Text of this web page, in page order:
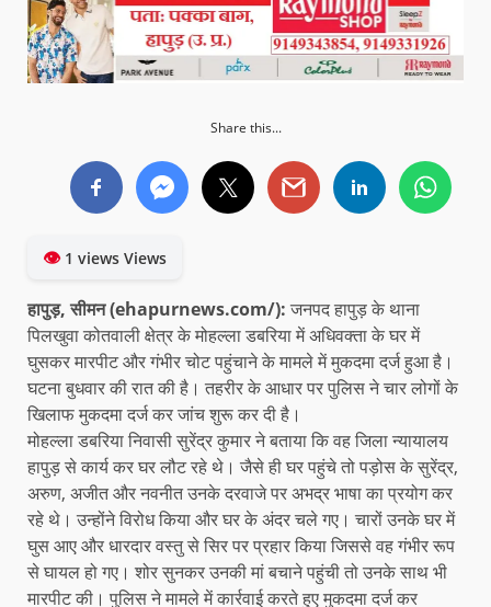
Share this...
👁1 views Views
हापुड़, सीमन (ehapurnews.com/): जनपद हापुड़ के थाना
पिलखुवा कोतवाली क्षेत्र के मोहल्ला डबरिया में अधिवक्ता के घर में
घुसकर मारपीट और गंभीर चोट पहुंचाने के मामले में मुकदमा दर्ज हुआ है।
घटना बुधवार की रात की है। तहरीर के आधार पर पुलिस ने चार लोगों के
खिलाफ मुकदमा दर्ज कर जांच शुरू कर दी है।
मोहल्ला डबरिया निवासी सुरेंद्र कुमार ने बताया कि वह जिला न्यायालय
हापुड़ से कार्य कर घर लौट रहे थे। जैसे ही घर पहुंचे तो पड़ोस के सुरेंद्र,
अरुण, अजीत और नवनीत उनके दरवाजे पर अभद्र भाषा का प्रयोग कर
रहे थे। उन्होंने विरोध किया और घर के अंदर चले गए। चारों उनके घर में
घुस आए और धारदार वस्तु से सिर पर प्रहार किया जिससे वह गंभीर रूप
से घायल हो गए। शोर सुनकर उनकी मां बचाने पहुंची तो उनके साथ भी
मारपीट की। पुलिस ने मामले में कार्रवाई करते हुए मुकदमा दर्ज कर